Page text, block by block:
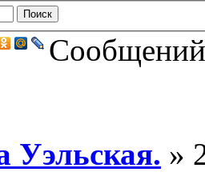
Уэльская. »